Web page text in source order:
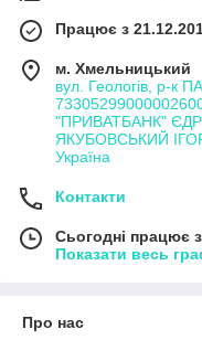
Працює з
м. Хмельницький
вул. Геологів, р-к
"ПРИВАТБАНК"
ЯКУБОВСЬКИЙ
Україна
Контакти
Сьогодні працює
Показати весь
Про нас